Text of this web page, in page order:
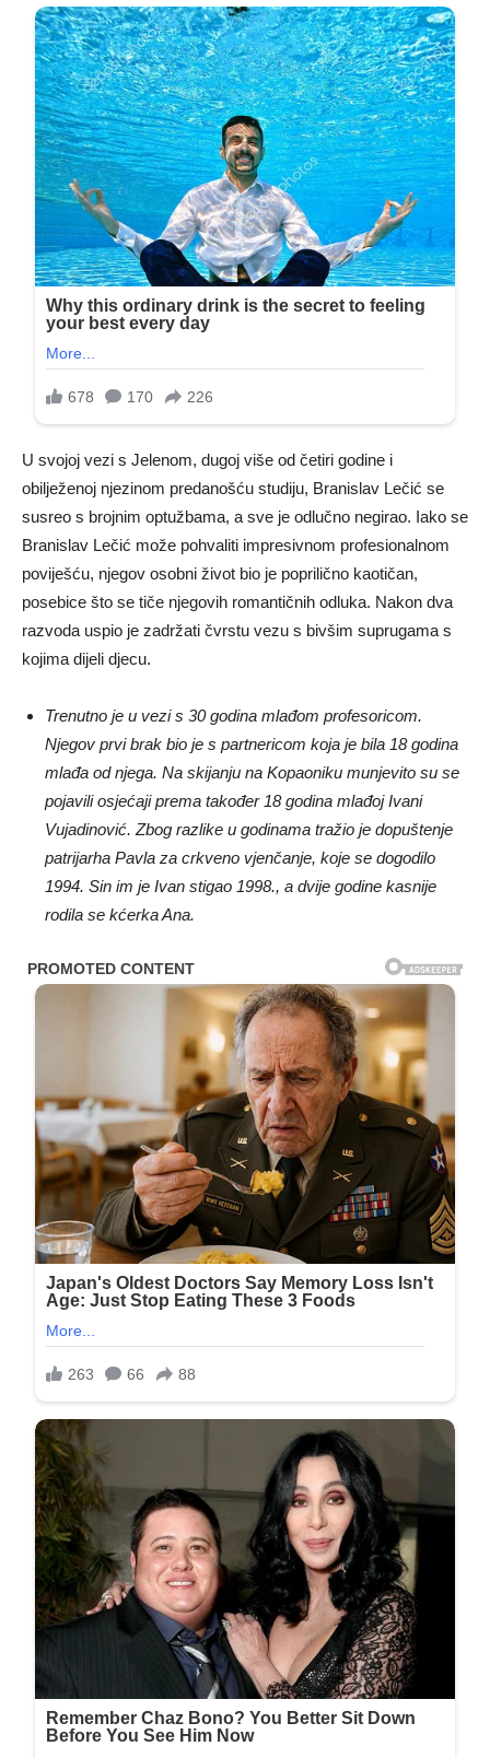
U svojoj vezi s Jelenom, dugoj više od četiri godine i
obilježenoj njezinom predanošću studiju, Branislav Lečić se
susreo s brojnim optužbama, a sve je odlučno negirao. Iako se
Branislav Lečić može pohvaliti impresivnom profesionalnom
poviješću, njegov osobni život bio je poprilično kaotičan,
posebice što se tiče njegovih romantičnih odluka. Nakon dva
razvoda uspio je zadržati čvrstu vezu s bivšim suprugama s
kojima dijeli djecu.
Trenutno je u vezi s 30 godina mlađom profesoricom.
Njegov prvi brak bio je s partnericom koja je bila 18 godina
mlađa od njega. Na skijanju na Kopaoniku munjevito su se
pojavili osjećaji prema također 18 godina mlađoj Ivani
Vujadinović. Zbog razlike u godinama tražio je dopuštenje
patrijarha Pavla za crkveno vjenčanje, koje se dogodilo
1994. Sin im je Ivan stigao 1998., a dvije godine kasnije
rodila se kćerka Ana.